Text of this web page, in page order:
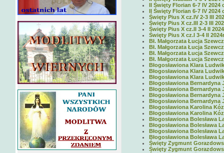
II Święty Florian 6-7 IV 2024
II Święty Florian 6-7 IV 2024
Święty Pius X cz.IV 2-3 III
Święty Pius X cz.III 2-3 III
Święty Pius X cz.II 3-4 II
Święty Pius X cz.I 3-4 II
Bł. Małgorzata Łucja
Bł. Małgorzata Łucja
Bł. Małgorzata Łucja
Bł. Małgorzata Łucja
Błogosławiona Klara
Błogosławiona Klara
Błogosławiona Klara
Błogosławiona Bernardyna
Błogosławiona Bernardyna
Błogosławiona Bernardyna
Błogosławiona Bernardyna
Błogosławiona Karolina
Błogosławiona Karolina
Błogosławiona Bolesława
Błogosławiona Bolesława
Błogosławiona Bolesława
Błogosławiona Bolesława
Święty Zygmunt
Święty Zygmunt